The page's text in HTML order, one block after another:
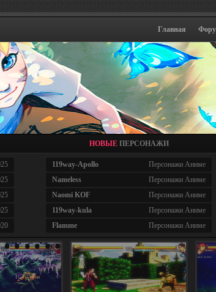
Главная
НОВЫЕПЕРСОНАЖИ
119way-Apollo
Персонажи Аниме
Nameless
Персонажи Аниме
Naomi KOF
Персонажи Аниме
119way-kula
Персонажи Аниме
Flamme
Персонажи Аниме